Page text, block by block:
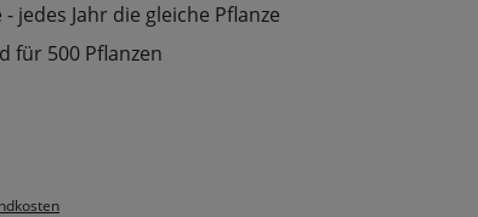
jedes Jahr die gleiche Pflanze
für 500 Pflanzen